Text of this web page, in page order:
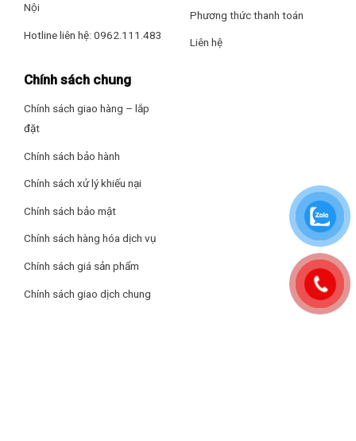
Nội
Hotline liên hệ: 0962.111.483
Phương thức thanh toán
Liên hệ
Chính sách chung
Chính sách giao hàng – lắp
đặt
Chính sách bảo hành
Chính sách xử lý khiếu nại
Chính sách bảo mật
Chính sách hàng hóa dịch vụ
Chính sách giá sản phẩm
Chính sách giao dịch chung